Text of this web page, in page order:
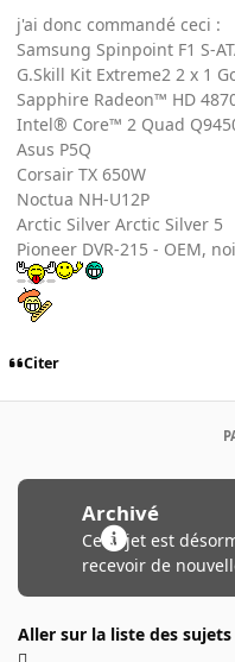
j'ai donc commandé ceci :
Samsung Spinpoint F1 S-
G.Skill Kit Extreme2 2 x 1
Sapphire Radeon™ HD
Intel® Core™ 2 Quad
Asus P5Q
Corsair TX 650W
Noctua NH-U12P
Arctic Silver Arctic Silver 5
Pioneer DVR-215 - OEM,
Citer
Archivé
Ce sujet est
recevoir de
Aller sur la liste des sujets